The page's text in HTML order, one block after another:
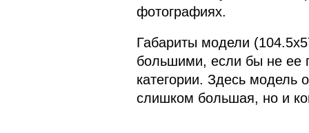
фотографиях.
Габариты модели
большими, если бы не ее
категории. Здесь модель
слишком большая, но и